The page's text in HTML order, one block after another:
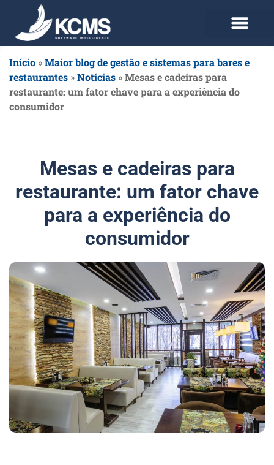
Início »Maior blog de gestão e sistemas para bares e
restaurantes »Notícias »Mesas e cadeiras para
restaurante: um fator chave para a experiência do
consumidor
Mesas e cadeiras para
restaurante: um fator chave
para a experiência do
consumidor